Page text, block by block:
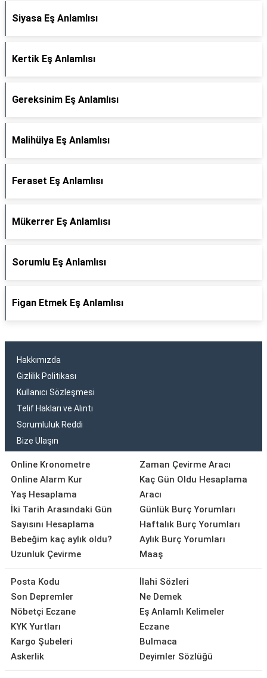
Siyasa Eş Anlamlısı
Kertik Eş Anlamlısı
Gereksinim Eş Anlamlısı
Malihülya Eş Anlamlısı
Feraset Eş Anlamlısı
Mükerrer Eş Anlamlısı
Sorumlu Eş Anlamlısı
Figan Etmek Eş Anlamlısı
Hakkımızda
Gizlilik Politikası
Kullanıcı Sözleşmesi
Telif Hakları ve Alıntı
Sorumluluk Reddi
Bize Ulaşın
Online Kronometre
Online Alarm Kur
Yaş Hesaplama
İki Tarih Arasındaki Gün
Sayısını Hesaplama
Bebeğim kaç aylık oldu?
Uzunluk Çevirme
Zaman Çevirme Aracı
Kaç Gün Oldu Hesaplama
Aracı
Günlük Burç Yorumları
Haftalık Burç Yorumları
Aylık Burç Yorumları
Maaş
Posta Kodu
Son Depremler
Nöbetçi Eczane
KYK Yurtları
Kargo Şubeleri
Askerlik
İlahi Sözleri
Ne Demek
Eş Anlamlı Kelimeler
Eczane
Bulmaca
Deyimler Sözlüğü